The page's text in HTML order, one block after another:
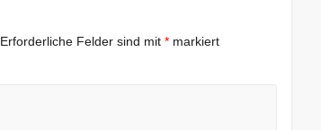
Erforderliche Felder sind mit* markiert